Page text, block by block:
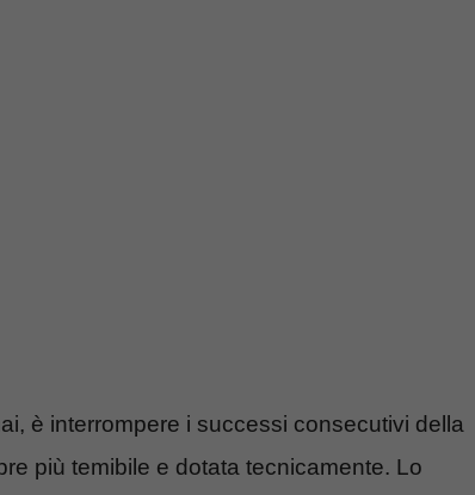
è interrompere i successi consecutivi della
più temibile e dotata tecnicamente. Lo